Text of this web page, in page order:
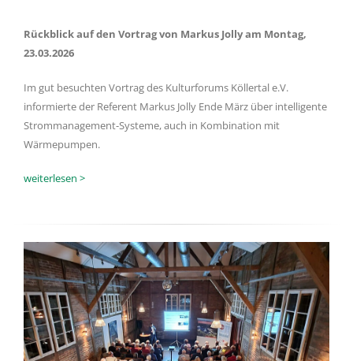
Rückblick auf den Vortrag von Markus Jolly am Montag,
23.03.2026
Im gut besuchten Vortrag des Kulturforums Köllertal e.V.
informierte der Referent Markus Jolly Ende März über intelligente
Strommanagement-Systeme, auch in Kombination mit
Wärmepumpen.
weiterlesen >